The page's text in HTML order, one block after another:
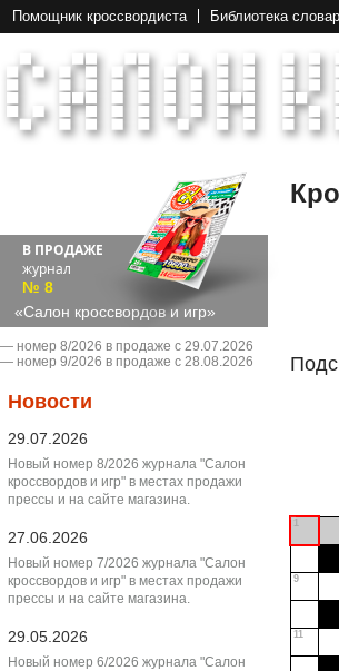
Помощник кроссвордиста Библиотека
В ПРОДАЖЕ
журнал
№ 8
«Салон кроссвордов и игр»
― номер 8/2026 в продаже с 29.07.2026
― номер 9/2026 в продаже с 28.08.2026
Новости
29.07.2026
Новый номер 8/2026 журнала "Салон
кроссвордов и игр" в местах продажи
прессы и на сайте магазина.
27.06.2026
Новый номер 7/2026 журнала "Салон
кроссвордов и игр" в местах продажи
прессы и на сайте магазина.
29.05.2026
Новый номер 6/2026 журнала "Салон
1
9
11